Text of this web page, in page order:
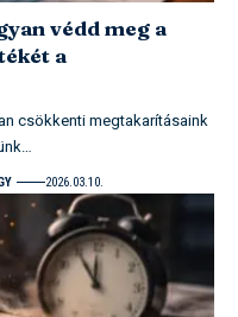
védd meg a
a
csökkenti megtakarításaink
2026.03.10.